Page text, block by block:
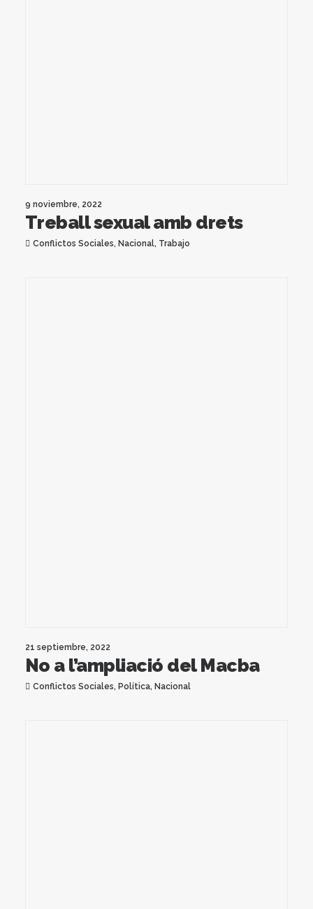
9 noviembre, 2022
Treball sexual amb drets
Conflictos Sociales, Nacional, Trabajo
21 septiembre, 2022
No a l’ampliació del Macba
Conflictos Sociales, Política, Nacional